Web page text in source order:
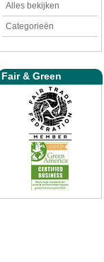
Alles bekijken
Categorieën
Fair & Green